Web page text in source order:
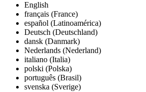
English
français (France)
español (Latinoamérica)
Deutsch (Deutschland)
dansk (Danmark)
Nederlands (Nederland)
italiano (Italia)
polski (Polska)
português (Brasil)
svenska (Sverige)